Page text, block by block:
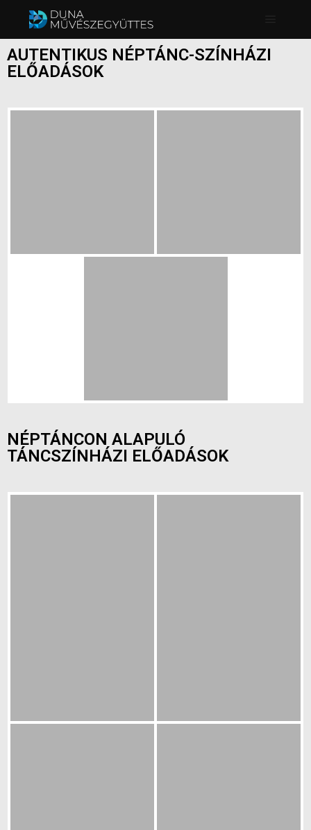
AUTENTIKUS NÉPTÁNC-SZÍNHÁZI
ELŐADÁSOK
NÉPTÁNCON ALAPULÓ
TÁNCSZÍNHÁZI ELŐADÁSOK